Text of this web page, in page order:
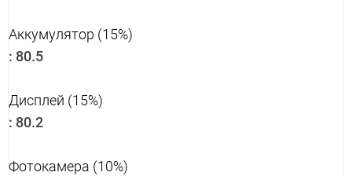
Аккумулятор (15%)
: 80.5
Дисплей (15%)
: 80.2
Фотокамера (10%)